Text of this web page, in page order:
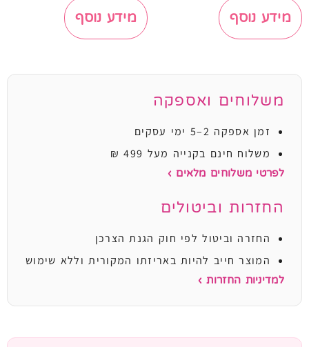
מידע נוסף מידע נוסף
משלוחים ואספקה
זמן אספקה 2–5 ימי עסקים
משלוח חינם בקנייה מעל 499 ₪
לפרטי משלוחים מלאים ›
החזרות וביטולים
החזרה וביטול לפי חוק הגנת הצרכן
המוצר חייב להיות באריזתו המקורית וללא שימוש
למדיניות החזרות ›